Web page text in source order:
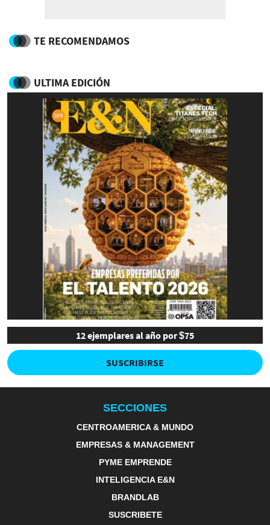
TE RECOMENDAMOS
ULTIMA EDICIÓN
12 ejemplares al año por $75
SUSCRIBIRSE
SECCIONES
CENTROAMERICA & MUNDO
EMPRESAS & MANAGEMENT
PYME EMPRENDE
INTELIGENCIA E&N
BRANDLAB
SUSCRIBETE